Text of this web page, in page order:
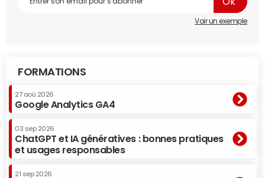
Voir un exemple
FORMATIONS
27 aoû 2026
Google Analytics GA4
03 sep 2026
ChatGPT et IA génératives : bonnes pratiques
et usages responsables
21 sep 2026